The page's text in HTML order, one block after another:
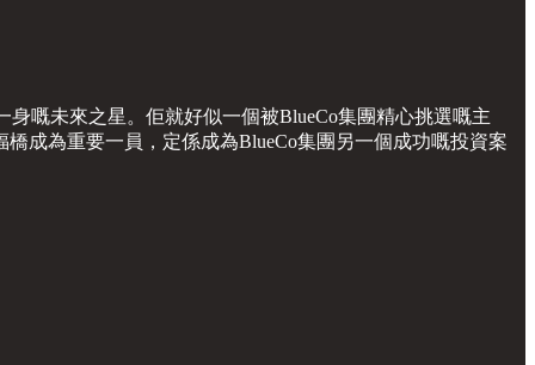
身嘅未來之星。佢就好似一個被BlueCo集團精心挑選嘅主
成為重要一員，定係成為BlueCo集團另一個成功嘅投資案